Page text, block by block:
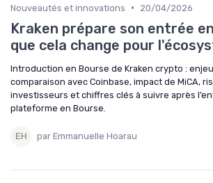
Nouveautés et innovations • 20/04/2026
Kraken prépare son entrée
que cela change pour
Introduction en Bourse de Kraken crypto :
comparaison avec Coinbase, impact de MiCA,
investisseurs et chiffres clés à suivre après
plateforme en Bourse.
par Emmanuelle Hoarau